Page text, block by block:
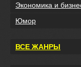
Экономика и
Юмор
ВСЕ ЖАНРЫ